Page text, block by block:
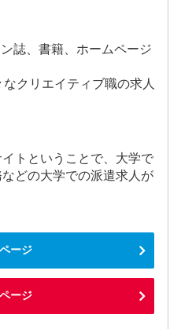
誌、書籍、ホームページ
クリエイティブ職の求人
トということで、大学で
どの大学での派遣求人が
ージ
ージ